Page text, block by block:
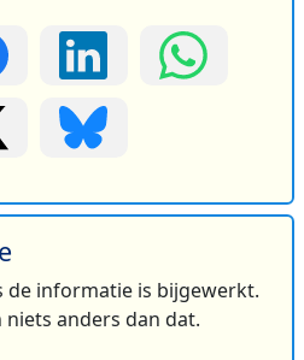
de informatie is bijgewerkt.
niets anders dan dat.